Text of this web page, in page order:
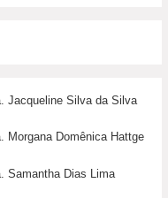
Jacqueline Silva da Silva
Morgana Domênica Hattge
Samantha Dias Lima